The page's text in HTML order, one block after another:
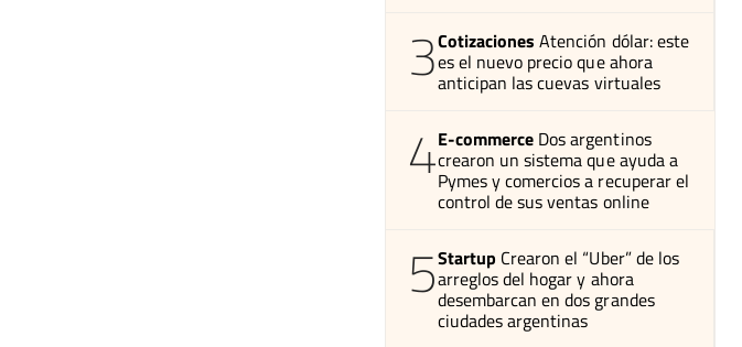
3Cotizaciones Atención dólar: este
es el nuevo precio que ahora
anticipan las cuevas virtuales
4E-commerce Dos argentinos
crearon un sistema que ayuda a
Pymes y comercios a recuperar el
control de sus ventas online
5Startup Crearon el “Uber” de los
arreglos del hogar y ahora
desembarcan en dos grandes
ciudades argentinas